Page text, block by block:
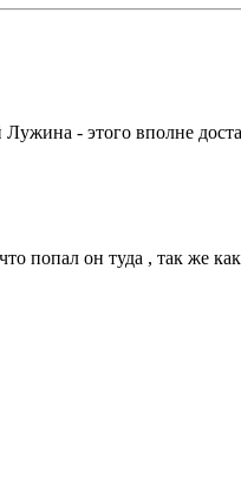
- этого вполне
попал он туда , так же